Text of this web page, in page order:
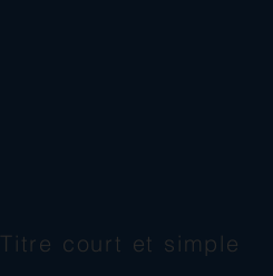
Titre court et simple